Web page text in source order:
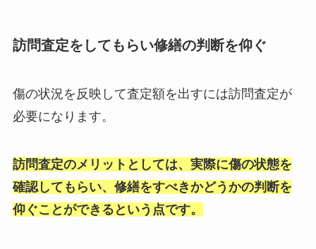
訪問査定をしてもらい修繕の判断を仰ぐ
傷の状況を反映して査定額を出すには訪問査定が
必要になります。
訪問査定のメリットとしては、実際に傷の状態を
確認してもらい、修繕をすべきかどうかの判断を
仰ぐことができるという点です。